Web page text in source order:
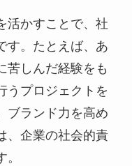
活かすことで、社
す。たとえば、あ
苦しんだ経験をも
うプロジェクトを
ブランド力を高め
、企業の社会的責